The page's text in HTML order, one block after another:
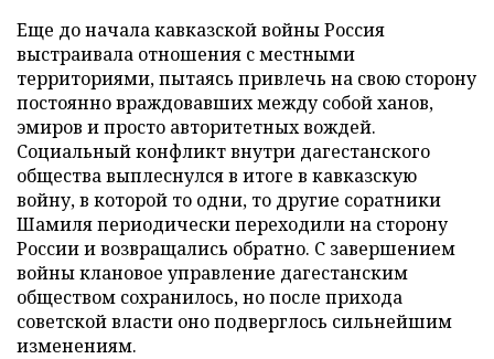
Еще до начала кавказской войны Россия
выстраивала отношения с местными
территориями, пытаясь привлечь на свою сторону
постоянно враждовавших между собой ханов,
эмиров и просто авторитетных вождей.
Социальный конфликт внутри дагестанского
общества выплеснулся в итоге в кавказскую
войну, в которой то одни, то другие соратники
Шамиля периодически переходили на сторону
России и возвращались обратно. С завершением
войны клановое управление дагестанским
обществом сохранилось, но после прихода
советской власти оно подверглось сильнейшим
изменениям.